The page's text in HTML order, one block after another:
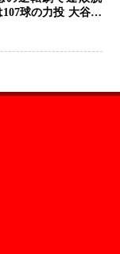
の力投 大谷翔
勝利を呼び込む一